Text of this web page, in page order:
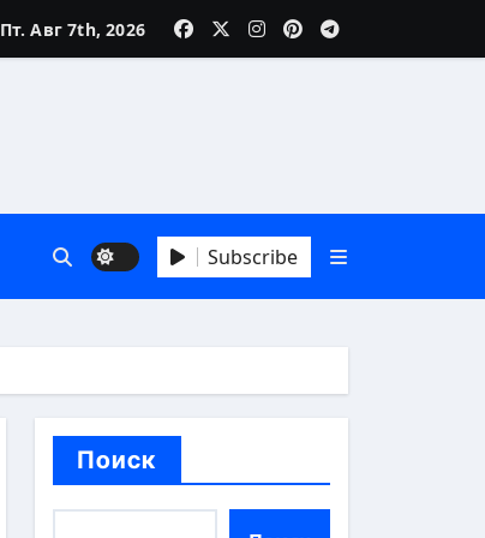
Пт. Авг 7th, 2026
Subscribe
Поиск